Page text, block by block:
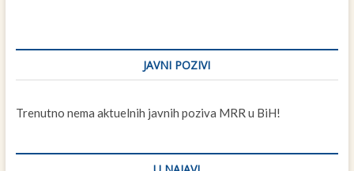
JAVNI POZIVI
Trenutno nema aktuelnih javnih poziva MRR u BiH!